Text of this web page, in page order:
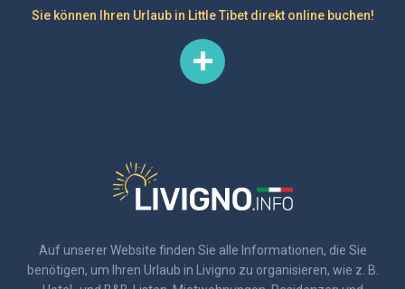
Sie können Ihren Urlaub in Little Tibet direkt online buchen!
Auf unserer Website finden Sie alle Informationen, die Sie
benötigen, um Ihren Urlaub in Livigno zu organisieren, wie z. B.